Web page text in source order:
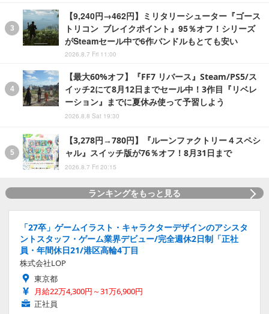
【9,240円→462円】ミリタリーシューター『ゴース
トリコン ブレイクポイント』95％オフ！シリーズ
がSteamセール中で6作バンドルもとても安い
2026.8.7 Fri 11:00
【最大60%オフ】『FF7 リバース』Steam/PS5/ス
イッチ2にて8月12日までセール中！3作目『リベレ
ーション』までに夏休み使って予習しよう
2026.8.8 Sat 19:30
【3,278円→780円】『ルーンファクトリー４スペシ
ャル』スイッチ版が76％オフ！8月31日まで
2026.8.7 Fri 20:15
ランキングをもっと見る
「27卒」ゲームイラスト・キャラクターデザインのアシスタ
ントスタッフ・ゲーム業界デビュー/完全週休2日制「正社
員・年間休日21/港区高輪4丁目
株式会社LOP
東京都
月給22万4,300円～31万6,900円
正社員